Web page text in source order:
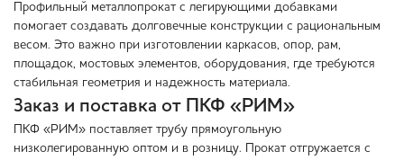
Профильный металлопрокат с легирующими добавками
помогает создавать долговечные конструкции с рациональным
весом. Это важно при изготовлении каркасов, опор, рам,
площадок, мостовых элементов, оборудования, где требуются
стабильная геометрия и надежность материала.
Заказ и поставка от ПКФ «РИМ»
ПКФ «РИМ» поставляет трубу прямоугольную
низколегированную оптом и в розницу. Прокат отгружается с